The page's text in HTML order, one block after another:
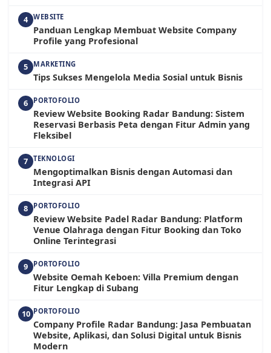
4 WEBSITE
Panduan Lengkap Membuat Website Company
Profile yang Profesional
5 MARKETING
Tips Sukses Mengelola Media Sosial untuk Bisnis
6 PORTOFOLIO
Review Website Booking Radar Bandung: Sistem
Reservasi Berbasis Peta dengan Fitur Admin yang
Fleksibel
7 TEKNOLOGI
Mengoptimalkan Bisnis dengan Automasi dan
Integrasi API
8 PORTOFOLIO
Review Website Padel Radar Bandung: Platform
Venue Olahraga dengan Fitur Booking dan Toko
Online Terintegrasi
9 PORTOFOLIO
Website Oemah Keboen: Villa Premium dengan
Fitur Lengkap di Subang
10 PORTOFOLIO
Company Profile Radar Bandung: Jasa Pembuatan
Website, Aplikasi, dan Solusi Digital untuk Bisnis
Modern